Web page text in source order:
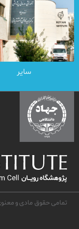
سایر
تمامی حقوق مادی و